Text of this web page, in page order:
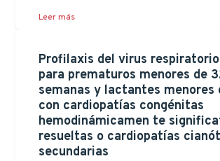
Leer más
Profilaxis del virus
para prematuros menores de
semanas y lactantes menores
con cardiopatías congénitas
hemodinámicamen te
resueltas o cardiopatías
secundarias